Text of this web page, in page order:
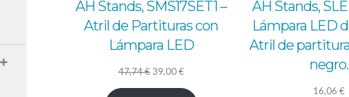
AH Stands, SMS17SET1 –
Atril de Partituras con
Lámpara LED
47,74€ El
precio
39,00€El
precio
AH Stands,
Lámpara LED
Atril de
negro.
16,06 €